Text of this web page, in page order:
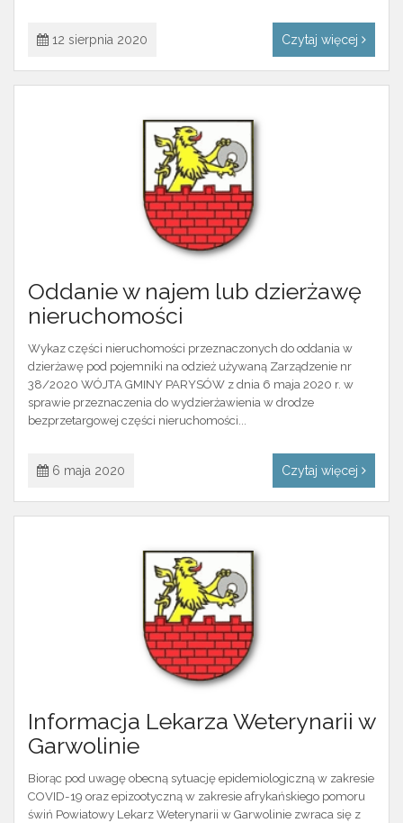
12 sierpnia 2020 Czytaj więcej
Oddanie w najem lub dzierżawę
nieruchomości
Wykaz części nieruchomości przeznaczonych do oddania w
dzierżawę pod pojemniki na odzież używaną Zarządzenie nr
38/2020 WÓJTA GMINY PARYSÓW z dnia 6 maja 2020 r. w
sprawie przeznaczenia do wydzierżawienia w drodze
bezprzetargowej części nieruchomości...
6 maja 2020 Czytaj więcej
Informacja Lekarza Weterynarii w
Garwolinie
Biorąc pod uwagę obecną sytuację epidemiologiczną w zakresie
COVID-19 oraz epizootyczną w zakresie afrykańskiego pomoru
świń Powiatowy Lekarz Weterynarii w Garwolinie zwraca się z